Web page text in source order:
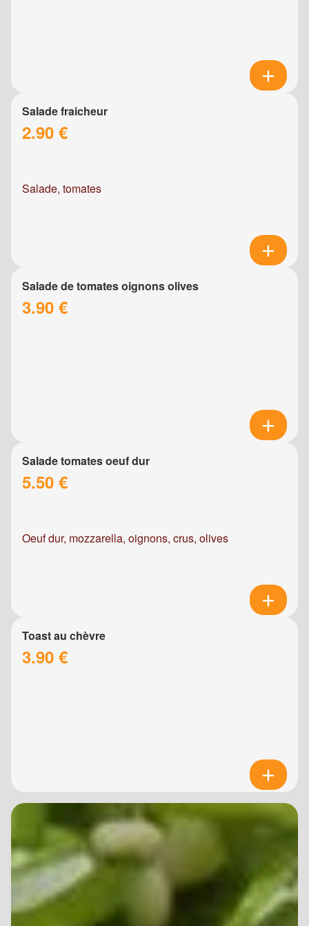
Salade fraicheur
2.90 €
Salade, tomates
Salade de tomates oignons olives
3.90 €
Salade tomates oeuf dur
5.50 €
Oeuf dur, mozzarella, oignons, crus, olives
Toast au chèvre
3.90 €